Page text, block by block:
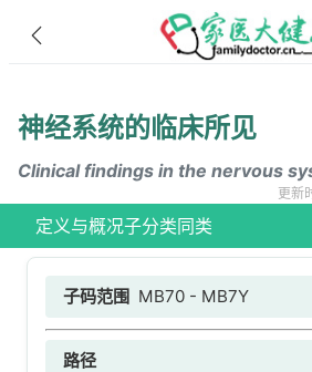
神经系统的临床所见
Clinical findings in the nervous
更新
定义与概况子分类同类
子码范围 MB70 - MB7Y
路径